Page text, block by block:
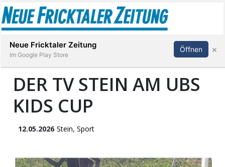
Abonnieren Anmelden
DER TV STEIN AM UBS
KIDS CUP
12.05.2026 Stein,Sport
Neue Fricktaler Zeitung
Im Google Play Store
Öffnen ×